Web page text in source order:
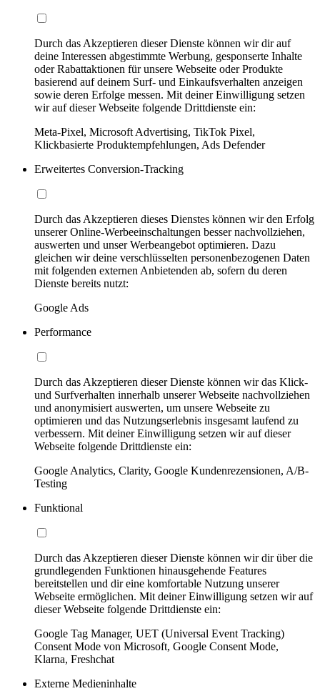
Durch das Akzeptieren dieser Dienste können wir dir auf
deine Interessen abgestimmte Werbung, gesponserte Inhalte
oder Rabattaktionen für unsere Webseite oder Produkte
basierend auf deinem Surf- und Einkaufsverhalten anzeigen
sowie deren Erfolge messen. Mit deiner Einwilligung setzen
wir auf dieser Webseite folgende Drittdienste ein:
Meta-Pixel, Microsoft Advertising, TikTok Pixel,
Klickbasierte Produktempfehlungen, Ads Defender
Erweitertes Conversion-Tracking
Durch das Akzeptieren dieses Dienstes können wir den Erfolg
unserer Online-Werbeeinschaltungen besser nachvollziehen,
auswerten und unser Werbeangebot optimieren. Dazu
gleichen wir deine verschlüsselten personenbezogenen Daten
mit folgenden externen Anbietenden ab, sofern du deren
Dienste bereits nutzt:
Google Ads
Performance
Durch das Akzeptieren dieser Dienste können wir das Klick-
und Surfverhalten innerhalb unserer Webseite nachvollziehen
und anonymisiert auswerten, um unsere Webseite zu
optimieren und das Nutzungserlebnis insgesamt laufend zu
verbessern. Mit deiner Einwilligung setzen wir auf dieser
Webseite folgende Drittdienste ein:
Google Analytics, Clarity, Google Kundenrezensionen, A/B-
Testing
Funktional
Durch das Akzeptieren dieser Dienste können wir dir über die
grundlegenden Funktionen hinausgehende Features
bereitstellen und dir eine komfortable Nutzung unserer
Webseite ermöglichen. Mit deiner Einwilligung setzen wir auf
dieser Webseite folgende Drittdienste ein:
Google Tag Manager, UET (Universal Event Tracking)
Consent Mode von Microsoft, Google Consent Mode,
Klarna, Freshchat
Externe Medieninhalte